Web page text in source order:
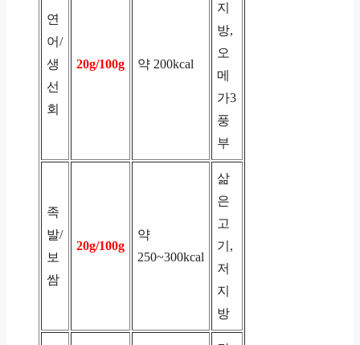
연
어/
생
선
회
20g/100g 약 200kcal
지
방,
오
메
가3
풍
부
족
발/
보
쌈
20g/100g
약
250~300kcal
삶
은
고
기,
저
지
방